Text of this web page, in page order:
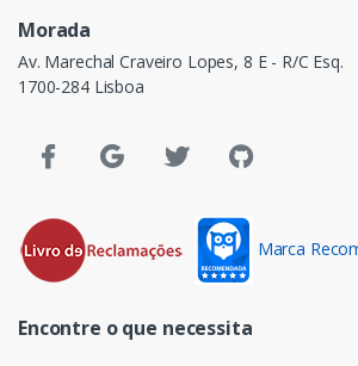
Morada
Av. Marechal Craveiro Lopes, 8 E - R/C Esq.
1700-284 Lisboa
Marca
Encontre o que necessita